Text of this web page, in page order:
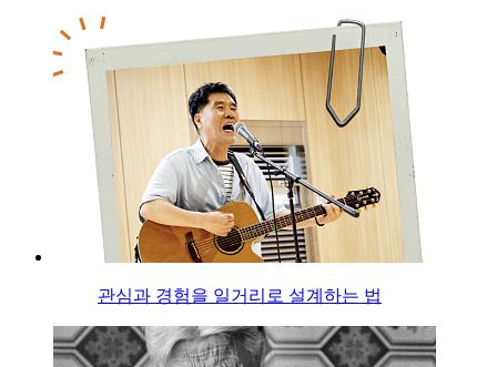
관심과 경험을 일거리로 설계하는 법